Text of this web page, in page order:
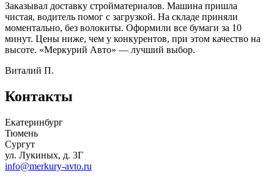
Заказывал доставку стройматериалов. Машина пришла
чистая, водитель помог с загрузкой. На складе приняли
моментально, без волокиты. Оформили все бумаги за 10
минут. Цены ниже, чем у конкурентов, при этом качество на
высоте. «Меркурий Авто» — лучший выбор.
Виталий П.
Контакты
Екатеринбург
Тюмень
Сургут
ул. Лукиных, д. 3Г
info@merkury-avto.ru